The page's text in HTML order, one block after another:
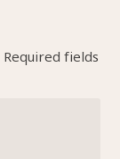
Required fields